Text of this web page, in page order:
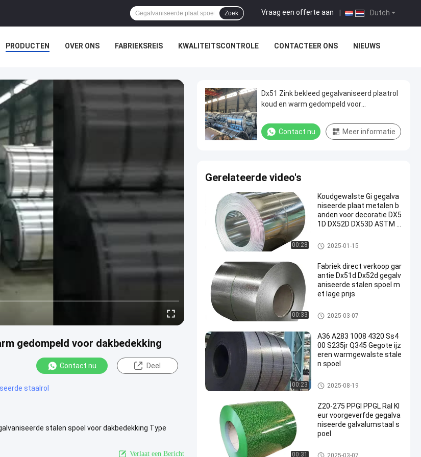
Dutch
Vraag een offerte aan
Zoek
PRODUCTEN OVER ONS FABRIEKSREIS KWALITEITSCONTROLE CONTACTEER ONS NIEUWS
gedompeld voor dakbedekking
Contact nu Deel
staalrol
stalen spoel voor dakbedekking Type
Verlaat een Bericht
Dx51 Zink bekleed gegalvaniseerd plaatrol
koud en warm gedompeld voor
Contact nu Meer informatie
Gerelateerde video's
00:28
Koudgewalste Gi gegalva
niseerde plaat metalen b
anden voor decoratie DX5
1D DX52D DX53D ASTM S
geallieerde spoelen
2025-01-15
00:33
Fabriek direct verkoop gar
antie Dx51d Dx52d gegalv
aniseerde stalen spoel m
et lage prijs
geallieerde spoelen
2025-03-07
00:23
A36 A283 1008 4320 Ss4
00 S235jr Q345 Gegote ijz
eren warmgewalste stale
n spoel
Warmgewalste rollen
2025-08-19
00:31
Z20-275 PPGI PPGL Ral Kl
eur voorgeverfde gegalva
niseerde galvalumstaal s
poel
met een gewicht van niet meer
2025-03-07